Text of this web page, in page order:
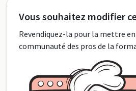
Vous souhaitez modifier
Revendiquez-la pour la mettre
communauté des pros de la